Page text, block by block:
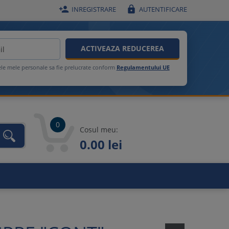
 INREGISTRARE  AUTENTIFICARE
ACTIVEAZA REDUCEREA
mele personale sa fie prelucrate conform Regulamentului UE
0
Cosul meu:
0.00 lei